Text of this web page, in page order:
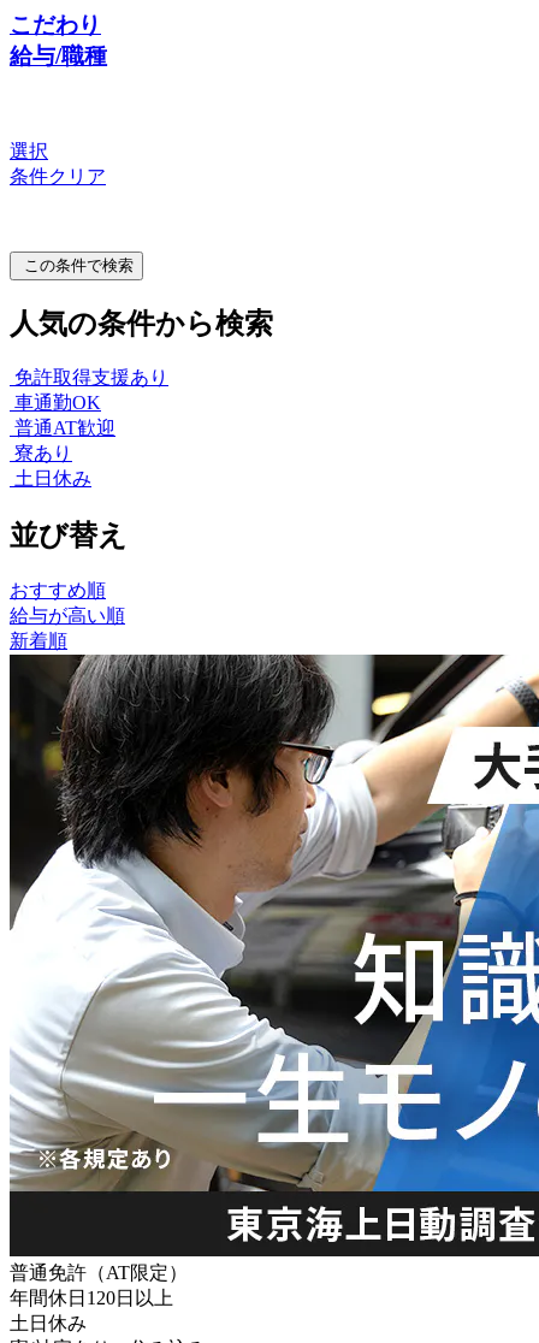
こだわり
給与/職種
選択
条件クリア
この条件で検索
人気の条件から検索
免許取得支援あり
車通勤OK
普通AT歓迎
寮あり
土日休み
並び替え
おすすめ順
給与が高い順
新着順
普通免許（AT限定）
年間休日120日以上
土日休み